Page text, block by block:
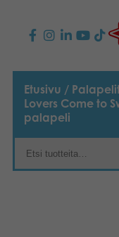
KAUPPA
Lasten pelit
Perhepelit
AJANKOHTAISTA
TACTIC
Etusivu /
Lovers Come to
palapeli